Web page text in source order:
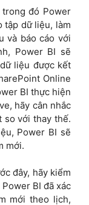
đó Power
tập dữ liệu, làm
và báo cáo với
Power BI sẽ
liệu được kết
Online
BI thực hiện
hãy cân nhắc
so với thay thế.
Power BI sẽ
mới.
đây, hãy kiểm
BI đã xác
mới theo lịch,